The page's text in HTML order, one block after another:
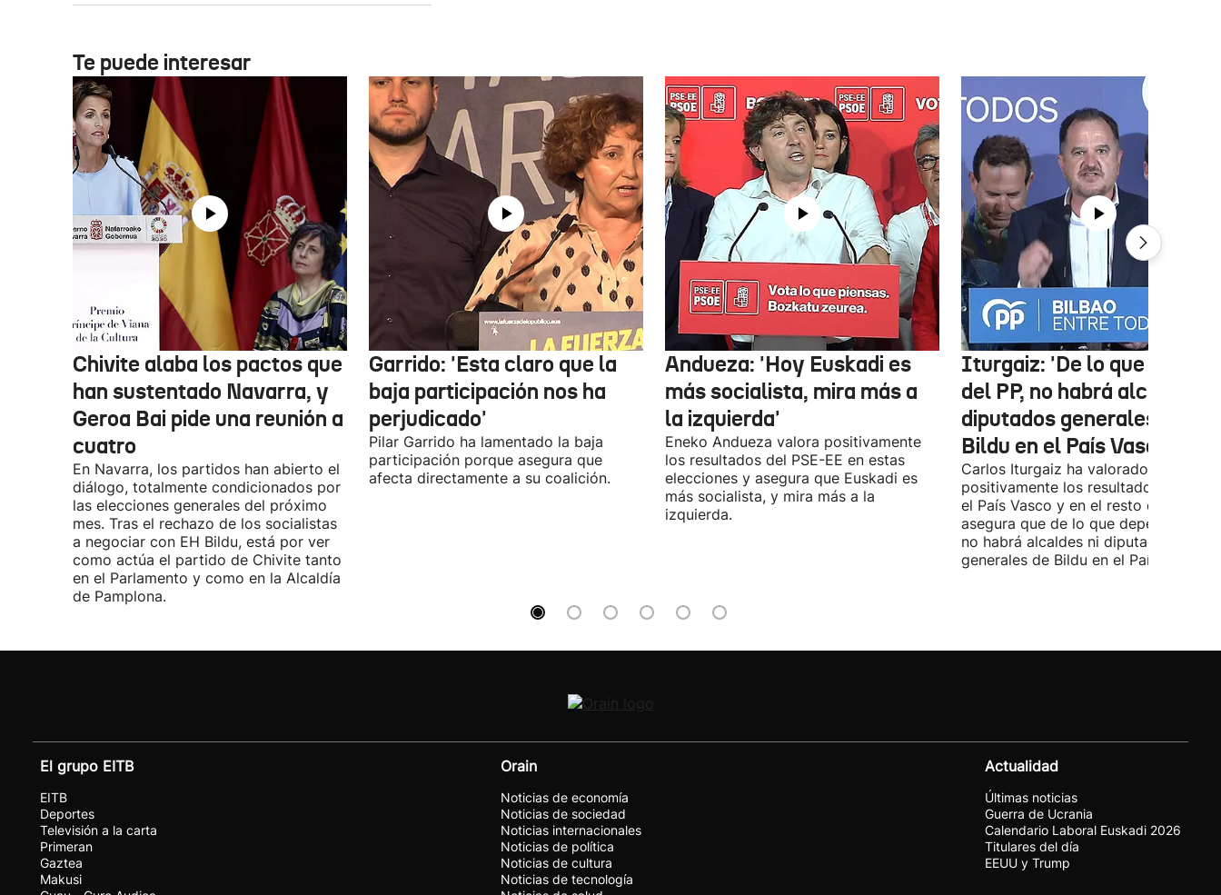
Te puede interesar
Chivite alaba los pactos que
han sustentado Navarra, y
Geroa Bai pide una reunión a
cuatro
En Navarra, los partidos han abierto el
diálogo, totalmente condicionados por
las elecciones generales del próximo
mes. Tras el rechazo de los socialistas
a negociar con EH Bildu, está por ver
como actúa el partido de Chivite tanto
en el Parlamento y como en la Alcaldía
de Pamplona.
Garrido: 'Esta claro que la
baja participación nos ha
perjudicado'
Pilar Garrido ha lamentado la baja
participación porque asegura que
afecta directamente a su coalición.
Andueza: 'Hoy Euskadi es
más socialista, mira más a
la izquierda'
Eneko Andueza valora positivamente
los resultados del PSE-EE en estas
elecciones y asegura que Euskadi es
más socialista, y mira más a la
izquierda.
Iturgaiz: 'De lo que
del PP, no habrá alcaldes ni
diputados generales de
Bildu en el País Vasco'
Carlos Iturgaiz ha valorado
positivamente los resultados del PP
el País Vasco y en el resto de
asegura que de lo que dependa del
no habrá alcaldes ni diputados
generales de Bildu en el País Vasco.
El grupo EITB
EITB
Deportes
Televisión a la carta
Primeran
Gaztea
Makusi
Orain
Noticias de economía
Noticias de sociedad
Noticias internacionales
Noticias de política
Noticias de cultura
Noticias de tecnología
Actualidad
Últimas noticias
Guerra de Ucrania
Calendario Laboral Euskadi 2026
Titulares del día
EEUU y Trump